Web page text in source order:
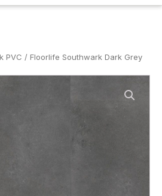
PVC / Floorlife Southwark Dark Grey